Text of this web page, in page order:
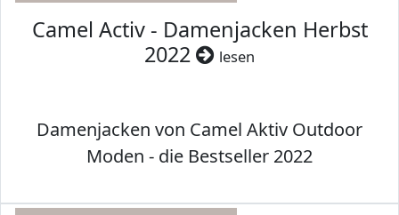
Camel Activ - Damenjacken Herbst
2022
lesen
Damenjacken von Camel Aktiv Outdoor
Moden - die Bestseller 2022